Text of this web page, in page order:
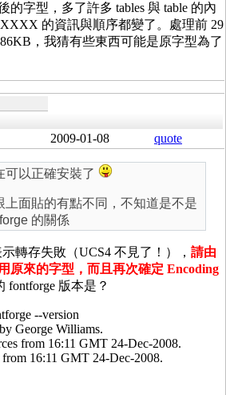
的字型，多了許多 tables 與 table 的內
的資訊與順序都變了。處理前 29
，我猜有些東西可能是原字型為了
2009-01-08 quote
可以正確安裝了
上面貼的有點不同，不知道是不是
的關係
轉存失敗（UCS4 不見了！）， 請由
原來的字型，而且再次確定 Encoding
fontforge 版本是？
--version
George Williams.
from 16:11 GMT 24-Dec-2008.
from 16:11 GMT 24-Dec-2008.